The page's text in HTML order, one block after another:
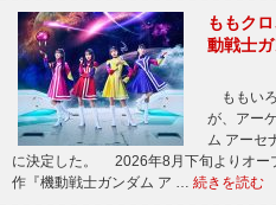
ももク
動戦士
ももいろ
が、アー
ム アーセ
に決定した。 2026年8月下旬よりオー
作『機動戦士ガンダム ア … 続きを読む